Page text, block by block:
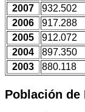
2007
932.502
2006
917.288
2005
912.072
2004
897.350
2003
880.118
Población de